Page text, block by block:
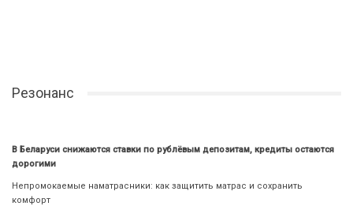
Резонанс
В Беларуси снижаются ставки по рублёвым депозитам, кредиты остаются
дорогими
Непромокаемые наматрасники: как защитить матрас и сохранить
комфорт